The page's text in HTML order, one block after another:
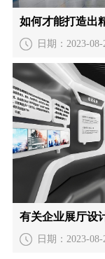
如何才能打造出
日期：2023-08-
日期：2023-08-